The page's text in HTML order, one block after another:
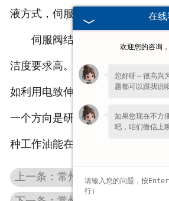
液方式，伺服阀就是这种系统的必
伺服阀结构比较复杂，造价高
洁度要求高。新型的伺服阀正试
如利用电致伸缩元件的伺服阀，
一个方向是研制特殊的工作油（
种工作油能在电磁的作用下改变粘
上一条：常州atos比例阀
在线
欢迎您的咨询
您好呀～很高兴
题都可以跟我说哦
如果您现在不方
吧，咱们微信上